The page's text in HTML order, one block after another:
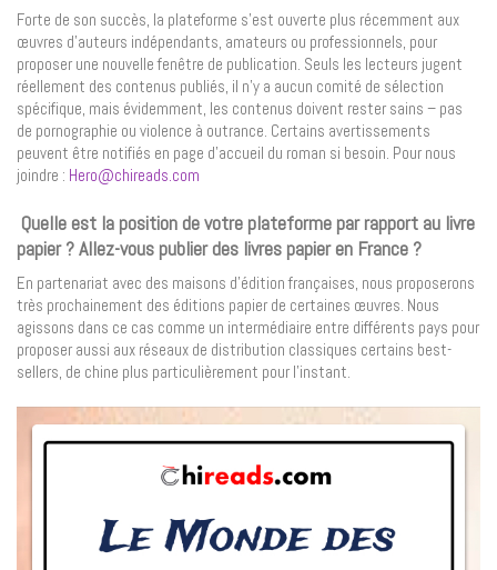
Forte de son succès, la plateforme s’est ouverte plus récemment aux
œuvres d’auteurs indépendants, amateurs ou professionnels, pour
proposer une nouvelle fenêtre de publication. Seuls les lecteurs jugent
réellement des contenus publiés, il n’y a aucun comité de sélection
spécifique, mais évidemment, les contenus doivent rester sains – pas
de pornographie ou violence à outrance. Certains avertissements
peuvent être notifiés en page d’accueil du roman si besoin. Pour nous
joindre : Hero@chireads.com
Quelle est la position de votre plateforme par rapport au livre
papier ? Allez-vous publier des livres papier en France ?
En partenariat avec des maisons d’édition françaises, nous proposerons
très prochainement des éditions papier de certaines œuvres. Nous
agissons dans ce cas comme un intermédiaire entre différents pays pour
proposer aussi aux réseaux de distribution classiques certains best-
sellers, de chine plus particulièrement pour l’instant.